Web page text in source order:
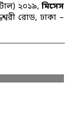
২০১৯, মিসেস
রোড, ঢাকা –